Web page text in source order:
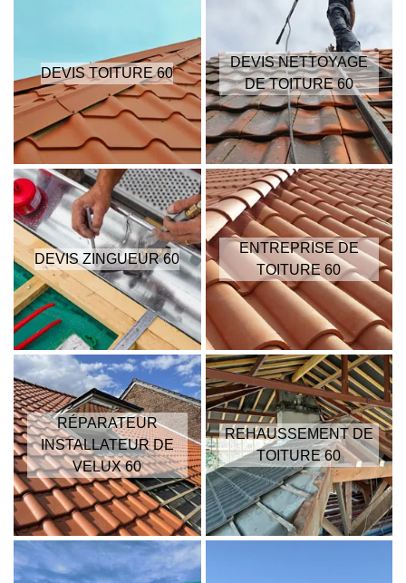
DEVIS TOITURE 60
DEVIS NETTOYAGE
DE TOITURE 60
DEVIS ZINGUEUR 60
ENTREPRISE DE
TOITURE 60
RÉPARATEUR
INSTALLATEUR DE
VELUX 60
REHAUSSEMENT DE
TOITURE 60